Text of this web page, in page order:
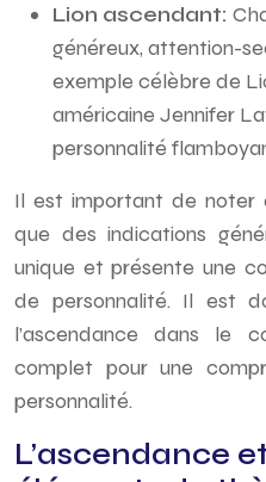
Lion ascendant:
généreux, attention-
exemple célèbre de
américaine Jennifer
personnalité
Il est important de noter
que des indications
unique et présente une
de personnalité. Il est
l’ascendance dans le
complet pour une
personnalité.
L’ascendance